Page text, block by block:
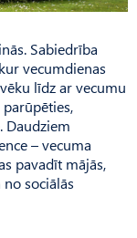
Sabiedrība
vecumdienas
līdz ar vecumu
Daudziem
– vecuma
pavadīt mājās,
sociālās